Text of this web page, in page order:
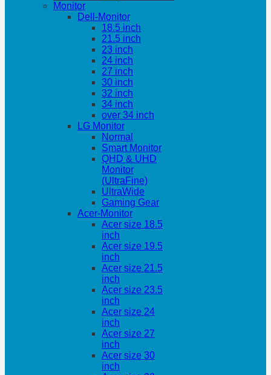
Monitor
Dell-Monitor
18.5 inch
21.5 inch
23 inch
24 inch
27 inch
30 inch
32 inch
34 inch
over 34 inch
LG Monitor
Normal
Smart Monitor
QHD & UHD
Monitor
(UltraFine)
UltraWide
Gaming Gear
Acer-Monitor
Acer size 18.5
inch
Acer size 19.5
inch
Acer size 21.5
inch
Acer size 23.5
inch
Acer size 24
inch
Acer size 27
inch
Acer size 30
inch